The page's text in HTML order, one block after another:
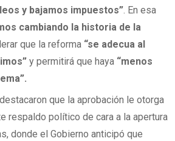
y bajamos impuestos”. En esa
cambiando la historia de la
que la reforma “se adecua al
y permitirá que haya “menos
que la aprobación le otorga
respaldo político de cara a la apertura
donde el Gobierno anticipó que